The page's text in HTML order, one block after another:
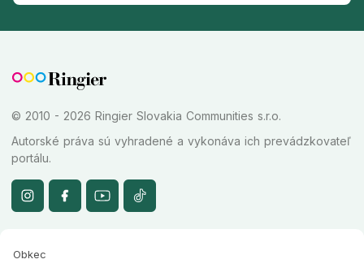
© 2010 - 2026 Ringier Slovakia Communities s.r.o.
Autorské práva sú vyhradené a vykonáva ich prevádzkovateľ
portálu.
Obkec